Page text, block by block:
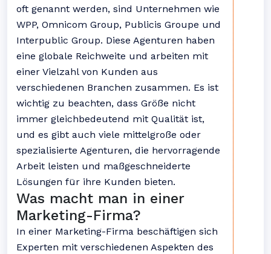
oft genannt werden, sind Unternehmen wie
WPP, Omnicom Group, Publicis Groupe und
Interpublic Group. Diese Agenturen haben
eine globale Reichweite und arbeiten mit
einer Vielzahl von Kunden aus
verschiedenen Branchen zusammen. Es ist
wichtig zu beachten, dass Größe nicht
immer gleichbedeutend mit Qualität ist,
und es gibt auch viele mittelgroße oder
spezialisierte Agenturen, die hervorragende
Arbeit leisten und maßgeschneiderte
Lösungen für ihre Kunden bieten.
Was macht man in einer
Marketing-Firma?
In einer Marketing-Firma beschäftigen sich
Experten mit verschiedenen Aspekten des